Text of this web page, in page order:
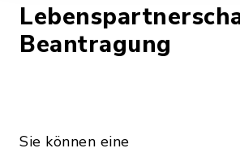
Beantragung
Sie können eine